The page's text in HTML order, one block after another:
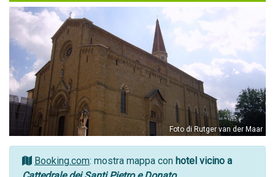
Foto di Rutger van der Maar
Booking.com: mostra mappa con hotel vicino a